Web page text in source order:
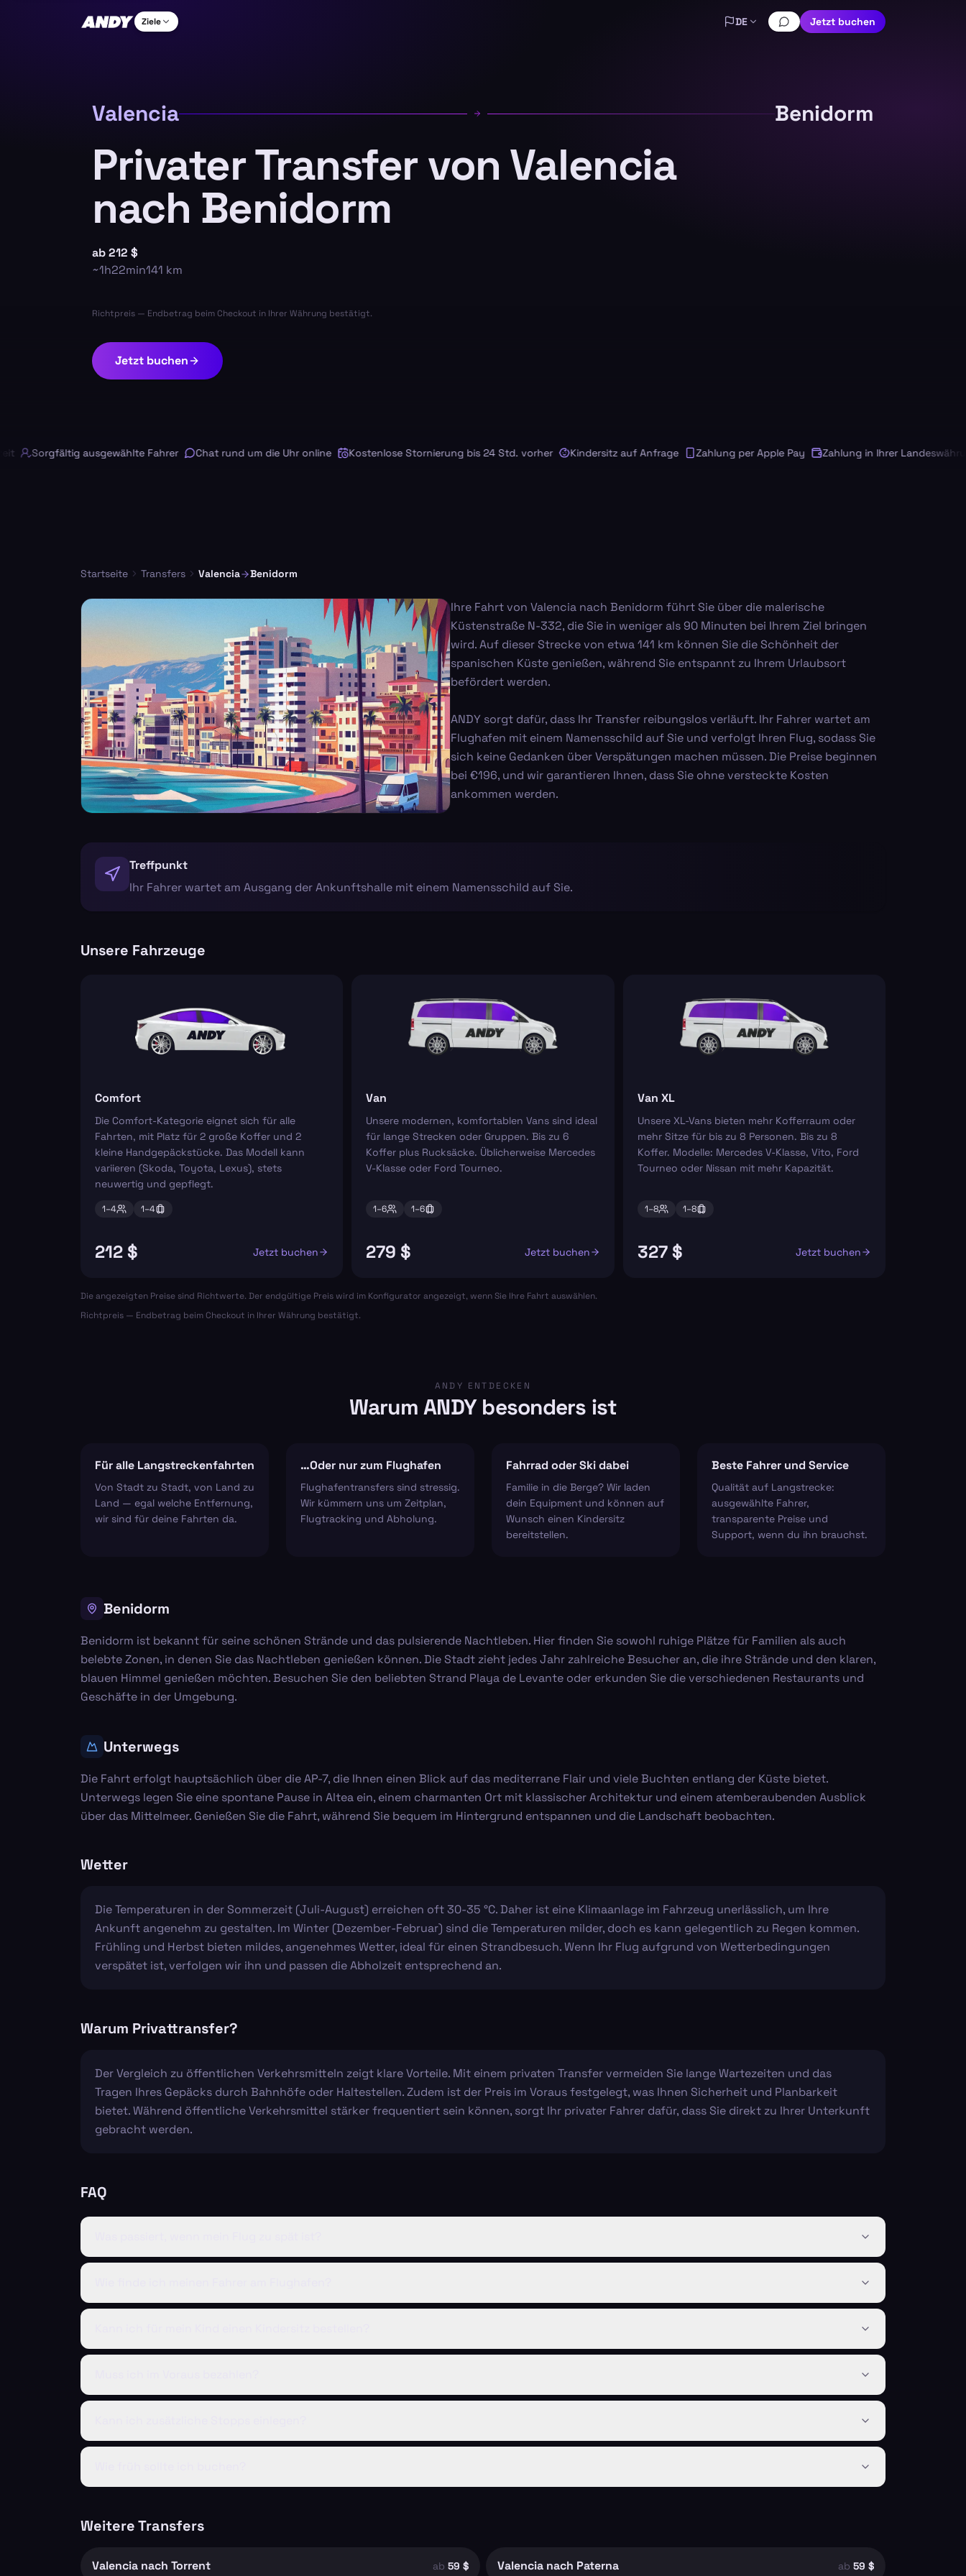
Ziele DE Jetzt buchen
Valencia Benidorm
Privater Transfer von Valencia
nach Benidorm
ab212 $
~1h22min141 km
Richtpreis — Endbetrag beim Checkout in Ihrer Währung bestätigt.
Jetzt buchen
Sorgfältig ausgewählte Fahrer Chat rund um die Uhr online Kostenlose Stornierung bis 24 Std. vorher Kindersitz auf Anfrage Zahlung per Apple Pay Zahlung in Ihrer Landeswährung
Startseite Transfers Valencia Benidorm
Ihre Fahrt von Valencia nach Benidorm führt Sie über die malerische
Küstenstraße N-332, die Sie in weniger als 90 Minuten bei Ihrem Ziel bringen
wird. Auf dieser Strecke von etwa 141 km können Sie die Schönheit der
spanischen Küste genießen, während Sie entspannt zu Ihrem Urlaubsort
befördert werden.
ANDY sorgt dafür, dass Ihr Transfer reibungslos verläuft. Ihr Fahrer wartet am
Flughafen mit einem Namensschild auf Sie und verfolgt Ihren Flug, sodass Sie
sich keine Gedanken über Verspätungen machen müssen. Die Preise beginnen
bei €196, und wir garantieren Ihnen, dass Sie ohne versteckte Kosten
ankommen werden.
Treffpunkt
Ihr Fahrer wartet am Ausgang der Ankunftshalle mit einem Namensschild auf Sie.
Unsere Fahrzeuge
Comfort
Die Comfort-Kategorie eignet sich für alle
Fahrten, mit Platz für 2 große Koffer und 2
kleine Handgepäckstücke. Das Modell kann
variieren (Skoda, Toyota, Lexus), stets
neuwertig und gepflegt.
1–4 1–4
212 $ Jetzt buchen
Van
Unsere modernen, komfortablen Vans sind ideal
für lange Strecken oder Gruppen. Bis zu 6
Koffer plus Rucksäcke. Üblicherweise Mercedes
V-Klasse oder Ford Tourneo.
1–6 1–6
279 $ Jetzt buchen
Van XL
Unsere XL-Vans bieten mehr Kofferraum oder
mehr Sitze für bis zu 8 Personen. Bis zu 8
Koffer. Modelle: Mercedes V-Klasse, Vito, Ford
Tourneo oder Nissan mit mehr Kapazität.
1–8 1–8
327 $ Jetzt buchen
Die angezeigten Preise sind Richtwerte. Der endgültige Preis wird im Konfigurator angezeigt, wenn Sie Ihre Fahrt auswählen.
Richtpreis — Endbetrag beim Checkout in Ihrer Währung bestätigt.
ANDY ENTDECKEN
Warum ANDY besonders ist
Für alle Langstreckenfahrten
Von Stadt zu Stadt, von Land zu
Land — egal welche Entfernung,
wir sind für deine Fahrten da.
…Oder nur zum Flughafen
Flughafentransfers sind stressig.
Wir kümmern uns um Zeitplan,
Flugtracking und Abholung.
Fahrrad oder Ski dabei
Familie in die Berge? Wir laden
dein Equipment und können auf
Wunsch einen Kindersitz
bereitstellen.
Beste Fahrer und Service
Qualität auf Langstrecke:
ausgewählte Fahrer,
transparente Preise und
Support, wenn du ihn brauchst.
Benidorm
Benidorm ist bekannt für seine schönen Strände und das pulsierende Nachtleben. Hier finden Sie sowohl ruhige Plätze für Familien als auch
belebte Zonen, in denen Sie das Nachtleben genießen können. Die Stadt zieht jedes Jahr zahlreiche Besucher an, die ihre Strände und den klaren,
blauen Himmel genießen möchten. Besuchen Sie den beliebten Strand Playa de Levante oder erkunden Sie die verschiedenen Restaurants und
Geschäfte in der Umgebung.
Unterwegs
Die Fahrt erfolgt hauptsächlich über die AP-7, die Ihnen einen Blick auf das mediterrane Flair und viele Buchten entlang der Küste bietet.
Unterwegs legen Sie eine spontane Pause in Altea ein, einem charmanten Ort mit klassischer Architektur und einem atemberaubenden Ausblick
über das Mittelmeer. Genießen Sie die Fahrt, während Sie bequem im Hintergrund entspannen und die Landschaft beobachten.
Wetter
Die Temperaturen in der Sommerzeit (Juli-August) erreichen oft 30-35 °C. Daher ist eine Klimaanlage im Fahrzeug unerlässlich, um Ihre
Ankunft angenehm zu gestalten. Im Winter (Dezember-Februar) sind die Temperaturen milder, doch es kann gelegentlich zu Regen kommen.
Frühling und Herbst bieten mildes, angenehmes Wetter, ideal für einen Strandbesuch. Wenn Ihr Flug aufgrund von Wetterbedingungen
verspätet ist, verfolgen wir ihn und passen die Abholzeit entsprechend an.
Warum Privattransfer?
Der Vergleich zu öffentlichen Verkehrsmitteln zeigt klare Vorteile. Mit einem privaten Transfer vermeiden Sie lange Wartezeiten und das
Tragen Ihres Gepäcks durch Bahnhöfe oder Haltestellen. Zudem ist der Preis im Voraus festgelegt, was Ihnen Sicherheit und Planbarkeit
bietet. Während öffentliche Verkehrsmittel stärker frequentiert sein können, sorgt Ihr privater Fahrer dafür, dass Sie direkt zu Ihrer Unterkunft
gebracht werden.
FAQ
Weitere Transfers
Valencia nach Torrent ab 59 $ Valencia nach Paterna ab 59 $